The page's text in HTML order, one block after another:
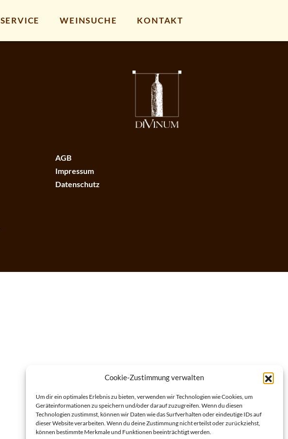
Cookie-Zustimmung verwalten
Um dir ein optimales Erlebnis zu bieten, verwenden wir Technologien wie Cookies, um
Geräteinformationen zu speichern und/oder darauf zuzugreifen. Wenn du diesen
Technologien zustimmst, können wir Daten wie das Surfverhalten oder eindeutige IDs auf
dieser Website verarbeiten. Wenn du deine Zustimmung nicht erteilst oder zurückziehst,
können bestimmte Merkmale und Funktionen beeinträchtigt werden.
SERVICE WEINSUCHE KONTAKT
AGB
Impressum
Datenschutz